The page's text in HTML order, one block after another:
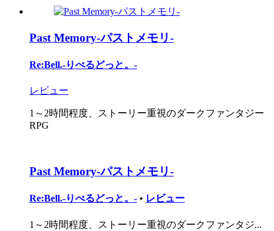
Past Memory-パストメモリ-
Re:Bell.-りべるどっと。-
レビュー
1～2時間程度、ストーリー重視のダークファンタジー
RPG
Past Memory-パストメモリ-
Re:Bell.-りべるどっと。- • レビュー
1～2時間程度、ストーリー重視のダークファンタジ...